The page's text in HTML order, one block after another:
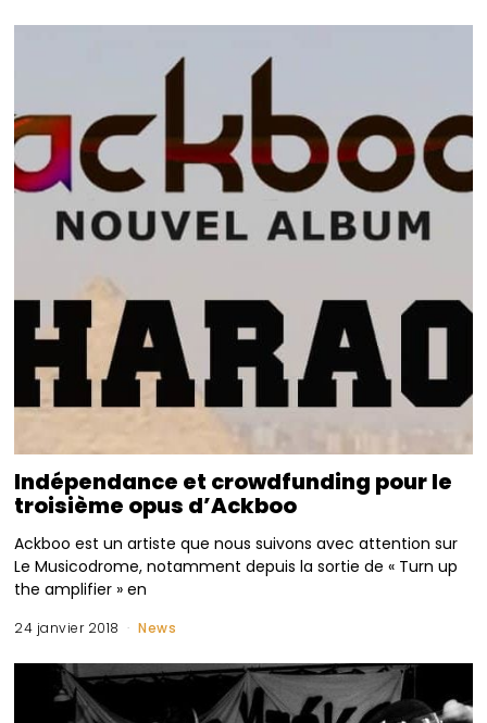
Indépendance et crowdfunding pour le
troisième opus d’Ackboo
Ackboo est un artiste que nous suivons avec attention sur
Le Musicodrome, notamment depuis la sortie de « Turn up
the amplifier » en
24 janvier 2018 News